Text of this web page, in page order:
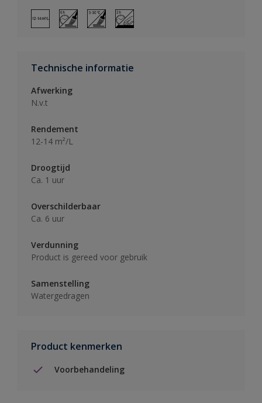
Technische informatie
Afwerking
N.v.t
Rendement
12-14 m²/L
Droogtijd
Ca. 1 uur
Overschilderbaar
Ca. 6 uur
Verdunning
Product is gereed voor gebruik
Samenstelling
Watergedragen
Product kenmerken
Voorbehandeling